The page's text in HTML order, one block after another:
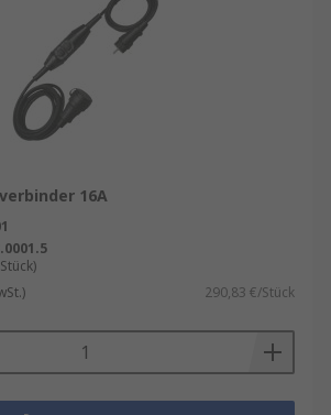
16A
290,83 €/Stück